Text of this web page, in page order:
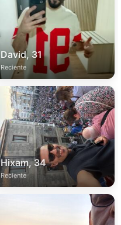
David, 31
Reciente
Hixam, 34
Reciente